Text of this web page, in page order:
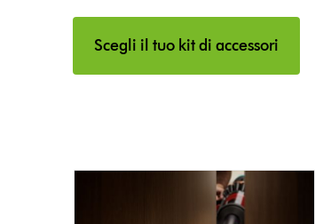
Scegli il tuo kit di accessori